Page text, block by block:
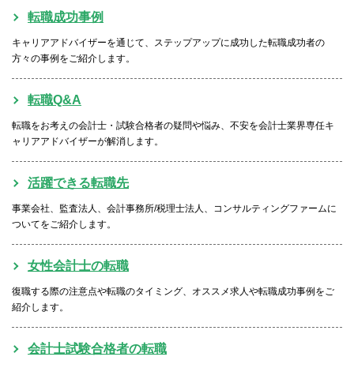
転職成功事例
キャリアアドバイザーを通じて、ステップアップに成功した転職成功者の
方々の事例をご紹介します。
転職Q&A
転職をお考えの会計士・試験合格者の疑問や悩み、不安を会計士業界専任キ
ャリアアドバイザーが解消します。
活躍できる転職先
事業会社、監査法人、会計事務所/税理士法人、コンサルティングファームに
ついてをご紹介します。
女性会計士の転職
復職する際の注意点や転職のタイミング、オススメ求人や転職成功事例をご
紹介します。
会計士試験合格者の転職